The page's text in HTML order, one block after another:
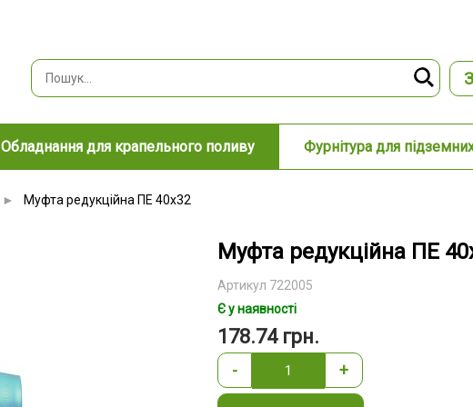
Обладнання для крапельного поливу Фурнітура для
► Муфта редукційна ПЕ 40х32
Муфта редукційна ПЕ
Артикул 722005
Є у наявності
178.74 грн.
- +